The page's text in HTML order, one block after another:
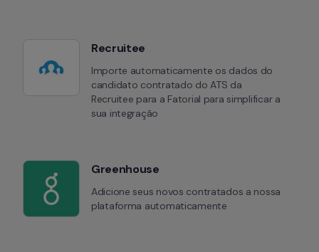
Recruitee
Importe automaticamente os dados do
candidato contratado do ATS da
Recruitee para a Fatorial para simplificar a
sua integração
Greenhouse
Adicione seus novos contratados a nossa
plataforma automaticamente